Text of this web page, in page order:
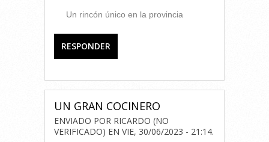
Un rincón único en la provincia
RESPONDER
UN GRAN COCINERO
ENVIADO POR RICARDO (NO
VERIFICADO) EN VIE, 30/06/2023 - 21:14.